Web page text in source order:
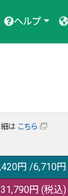
ヘルプ
は こちら
円 /6,710円
円 (税込)